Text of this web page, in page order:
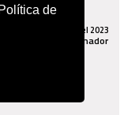
de
19 de Marzo del 2023
actual entrenador
Deporte Total sobre
de la categoría.